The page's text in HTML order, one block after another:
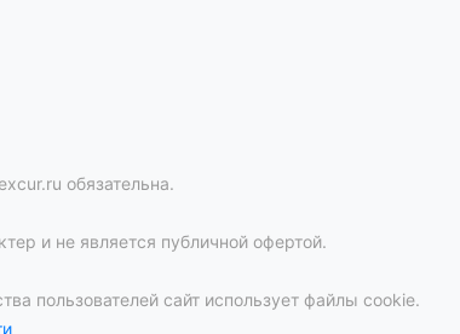
обязательна.
и не является публичной офертой.
пользователей сайт использует файлы cookie.